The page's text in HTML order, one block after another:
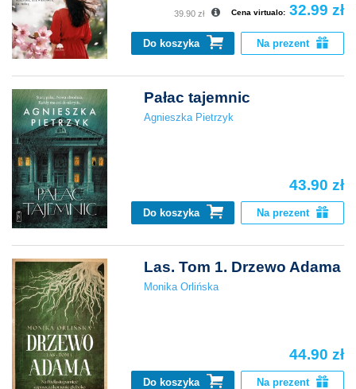
Cena virtualo: 32.99 zł
39.90 zł
Do koszyka Na prezent
Pałac tajemnic
Agnieszka Pietrzyk
43.90 zł
Do koszyka Na prezent
Las. Tom 1. Drzewo Adama
Monika Orlińska
44.90 zł
Do koszyka Na prezent